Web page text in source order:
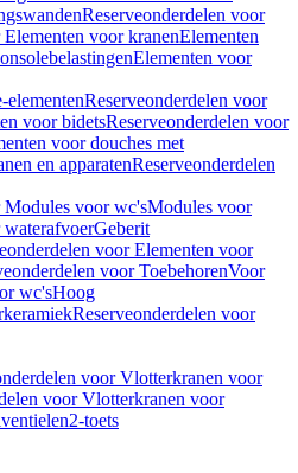
Reserveonderdelen voor
voor kranenElementen
Elementen voor
elementenReserveonderdelen voor
voor bidetsReserveonderdelen voor
voor douches met
en apparatenReserveonderdelen
Modules voor wc'sModules voor
waterafvoerGeberit
voor Elementen voor
voor ToebehorenVoor
wc'sHoog
Reserveonderdelen voor
voor Vlotterkranen voor
voor Vlotterkranen voor
2-toets